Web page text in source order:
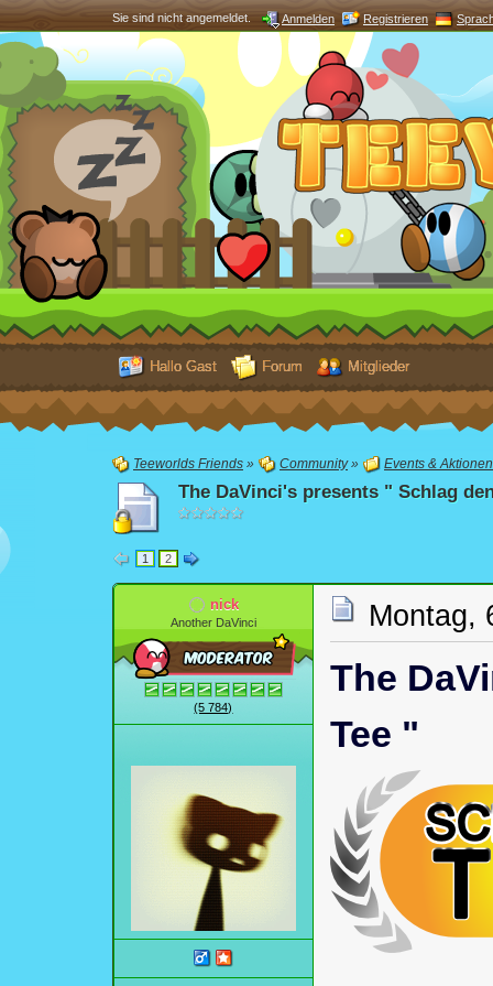
Sie sind nicht angemeldet. Anmelden Registrieren
Hallo Gast Forum Mitglieder
Teeworlds Friends » Community» Events & Aktionen
The DaVinci's presents " Schlag
1 2
nick
Another DaVinci
(5 784)
Montag,
The
Tee "